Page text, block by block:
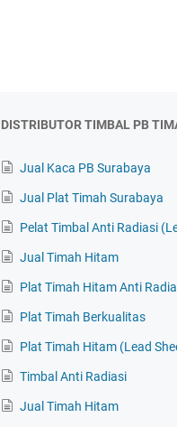
DISTRIBUTOR TIMBAL PB
Jual Kaca PB Surabaya
Jual Plat Timah Surabaya
Pelat Timbal Anti Radiasi
Jual Timah Hitam
Plat Timah Hitam Anti
Plat Timah Berkualitas
Plat Timah Hitam (Lead
Timbal Anti Radiasi
Jual Timah Hitam